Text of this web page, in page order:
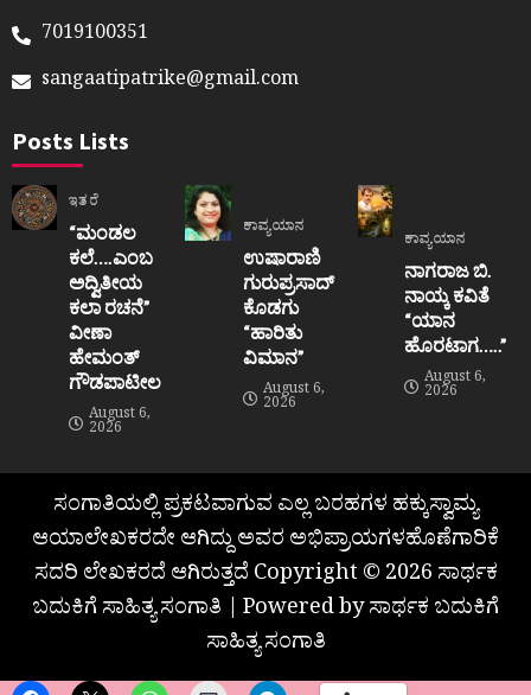
7019100351
sangaatipatrike@gmail.com
Posts Lists
ಇತರೆ
“ಮಂಡಲ
ಕಲೆ….ಎಂಬ
ಅದ್ವಿತೀಯ
ಕಲಾ ರಚನೆ”‌
ವೀಣಾ
ಹೇಮಂತ್‌
ಗೌಡಪಾಟೀಲ
August 6,
2026
ಕಾವ್ಯಯಾನ
ಉಷಾರಾಣಿ
ಗುರುಪ್ರಸಾದ್
ಕೊಡಗು
“ಹಾರಿತು
ವಿಮಾನ”
August 6,
2026
ಕಾವ್ಯಯಾನ
ನಾಗರಾಜ ಬಿ.
ನಾಯ್ಕ ಕವಿತೆ
“ಯಾನ
ಹೊರಟಾಗ…..”
August 6,
2026
ಸಂಗಾತಿಯಲ್ಲಿ ಪ್ರಕಟವಾಗುವ ಎಲ್ಲ ಬರಹಗಳ ಹಕ್ಕುಸ್ವಾಮ್ಯ
ಆಯಾಲೇಖಕರದೇ ಆಗಿದ್ದು ಅವರ ಅಭಿಪ್ರಾಯಗಳಹೊಣೆಗಾರಿಕೆ
ಸದರಿ ಲೇಖಕರದೆ ಆಗಿರುತ್ತದೆ Copyright © 2026 ಸಾರ್ಥಕ
ಬದುಕಿಗೆ ಸಾಹಿತ್ಯ ಸಂಗಾತಿ | Powered by ಸಾರ್ಥಕ ಬದುಕಿಗೆ
ಸಾಹಿತ್ಯ ಸಂಗಾತಿ